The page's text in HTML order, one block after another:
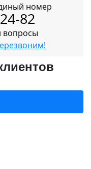
номер
82
вопросы